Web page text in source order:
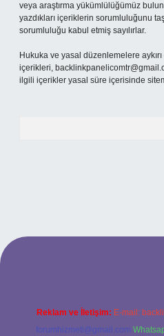
veya araştırma yükümlülüğümüz
yazdıkları içeriklerin sorumluluğunu
sorumluluğu kabul etmiş sayılırlar.
Hukuka ve yasal düzenlemelere
içerikleri,
ilgili içerikler yasal süre içerisinde
Reklam ve İletişim: E-mail:
forumhizmeti@gmail.com